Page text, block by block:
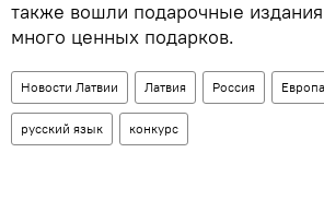
также вошли подарочные
много ценных подарков.
Новости Латвии Латвия Россия Европа
русский язык конкурс